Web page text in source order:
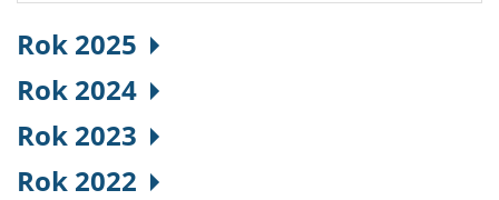
Rok 2025
Rok 2024
Rok 2023
Rok 2022